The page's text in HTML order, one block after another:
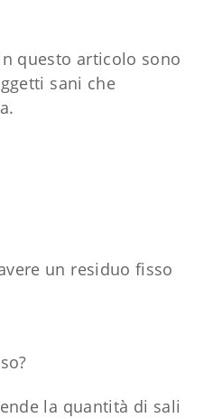
questo articolo sono
sani che
un residuo fisso
la quantità di sali